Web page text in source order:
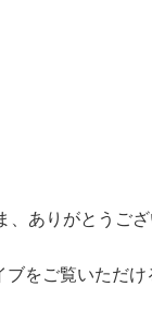
、ありがとうござ
をご覧いただけ